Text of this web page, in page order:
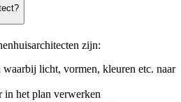
zijn:
licht, vormen, kleuren etc. naar
in het plan verwerken